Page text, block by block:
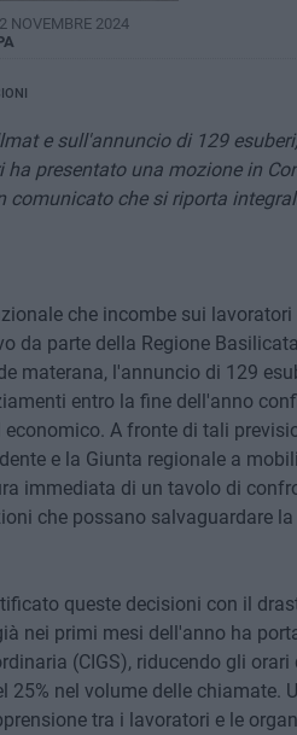
NOVEMBRE 2024
e sull'annuncio di 129
ha presentato una mozione in
comunicato che si riporta
che incombe sui
da parte della Regione
materana, l'annuncio di 129
entro la fine dell'anno
A fronte di tali
e la Giunta regionale a
immediata di un tavolo di
che possano salvaguardare
queste decisioni con il
nei primi mesi dell'anno ha
(CIGS), riducendo gli
25% nel volume delle chiamate.
tra i lavoratori e le